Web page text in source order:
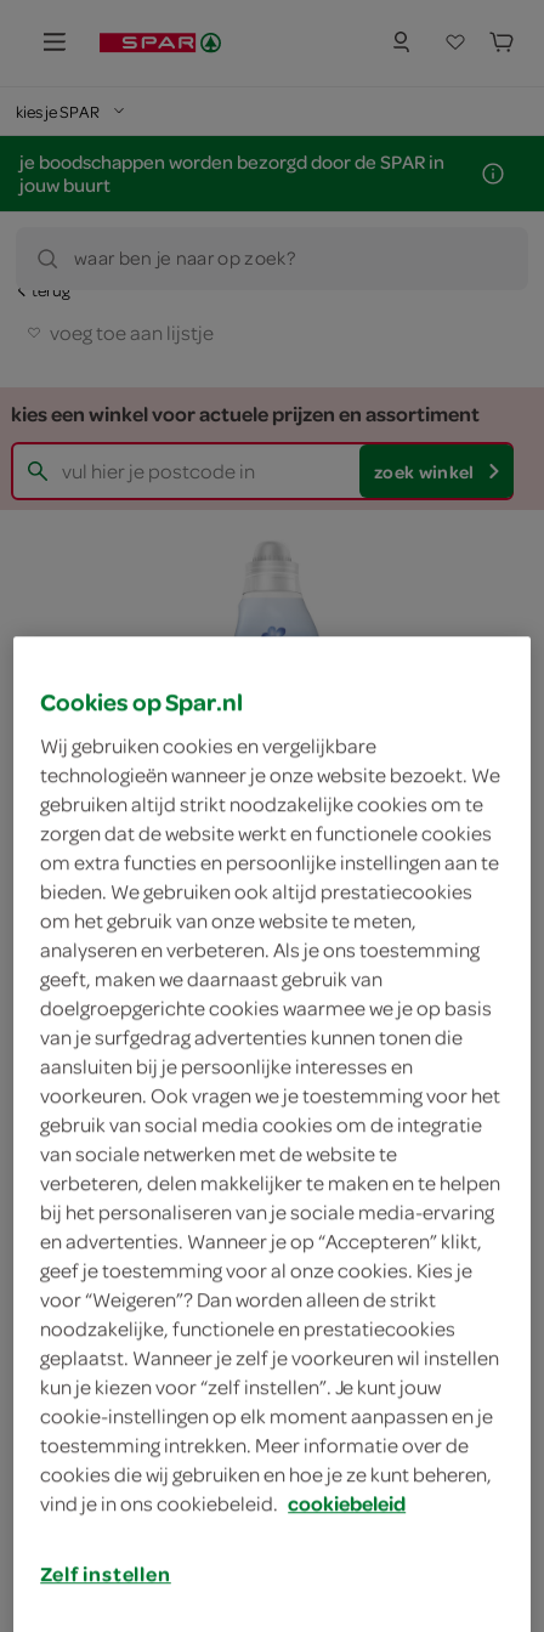
kies je SPAR
je boodschappen worden bezorgd door de SPAR in
jouw buurt
waar ben je naar op zoek?
terug
voeg toe aan lijstje
kies een winkel voor actuele prijzen en assortiment
zoek winkel
Robijn wasmiddel k&k
wasmiddel morgenfris
Robijn
18.
49
665 Milliliter
Let op: aanbiedingen zijn niet zichtbaar bij de
producten, maar worden wél automatisch
verwerkt in de winkelmand.
Cookies op Spar.nl
Wij gebruiken cookies en vergelijkbare
technologieën wanneer je onze website bezoekt. We
gebruiken altijd strikt noodzakelijke cookies om te
zorgen dat de website werkt en functionele cookies
om extra functies en persoonlijke instellingen aan te
bieden. We gebruiken ook altijd prestatiecookies
om het gebruik van onze website te meten,
analyseren en verbeteren. Als je ons toestemming
geeft, maken we daarnaast gebruik van
doelgroepgerichte cookies waarmee we je op basis
van je surfgedrag advertenties kunnen tonen die
aansluiten bij je persoonlijke interesses en
voorkeuren. Ook vragen we je toestemming voor het
gebruik van social media cookies om de integratie
van sociale netwerken met de website te
verbeteren, delen makkelijker te maken en te helpen
bij het personaliseren van je sociale media-ervaring
en advertenties. Wanneer je op “Accepteren” klikt,
geef je toestemming voor al onze cookies. Kies je
voor “Weigeren”? Dan worden alleen de strikt
noodzakelijke, functionele en prestatiecookies
geplaatst. Wanneer je zelf je voorkeuren wil instellen
kun je kiezen voor “zelf instellen”. Je kunt jouw
cookie-instellingen op elk moment aanpassen en je
toestemming intrekken. Meer informatie over de
cookies die wij gebruiken en hoe je ze kunt beheren,
vind je in ons cookiebeleid. cookiebeleid
Zelf instellen